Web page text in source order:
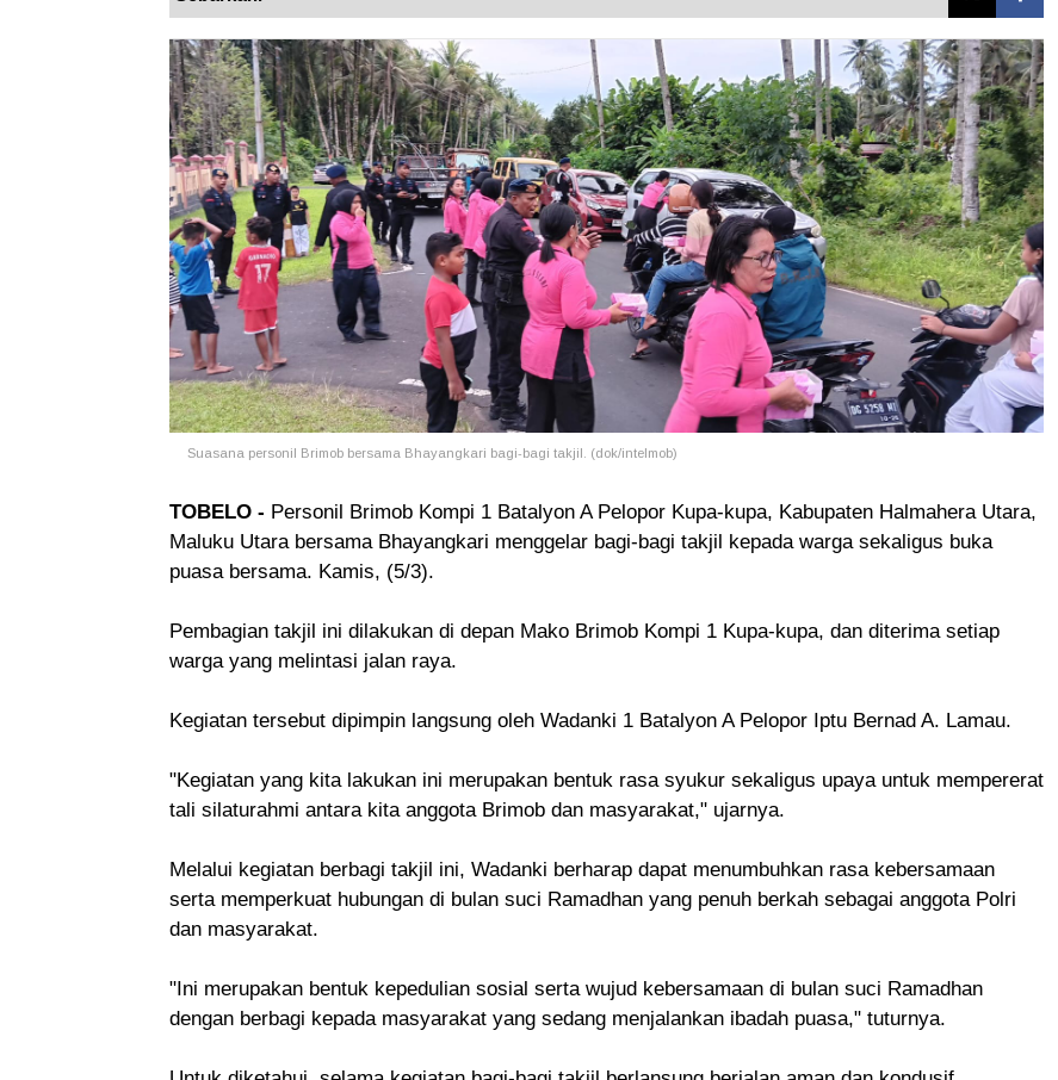
Suasana personil Brimob bersama Bhayangkari bagi-bagi takjil. (dok/intelmob)
TOBELO - Personil Brimob Kompi 1 Batalyon A Pelopor Kupa-kupa, Kabupaten Halmahera Utara,
Maluku Utara bersama Bhayangkari menggelar bagi-bagi takjil kepada warga sekaligus buka
puasa bersama. Kamis, (5/3).
Pembagian takjil ini dilakukan di depan Mako Brimob Kompi 1 Kupa-kupa, dan diterima setiap
warga yang melintasi jalan raya.
Kegiatan tersebut dipimpin langsung oleh Wadanki 1 Batalyon A Pelopor Iptu Bernad A. Lamau.
"Kegiatan yang kita lakukan ini merupakan bentuk rasa syukur sekaligus upaya untuk mempererat
tali silaturahmi antara kita anggota Brimob dan masyarakat," ujarnya.
Melalui kegiatan berbagi takjil ini, Wadanki berharap dapat menumbuhkan rasa kebersamaan
serta memperkuat hubungan di bulan suci Ramadhan yang penuh berkah sebagai anggota Polri
dan masyarakat.
"Ini merupakan bentuk kepedulian sosial serta wujud kebersamaan di bulan suci Ramadhan
dengan berbagi kepada masyarakat yang sedang menjalankan ibadah puasa," tuturnya.